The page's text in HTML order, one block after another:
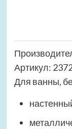
Артикул:
Для ванны,